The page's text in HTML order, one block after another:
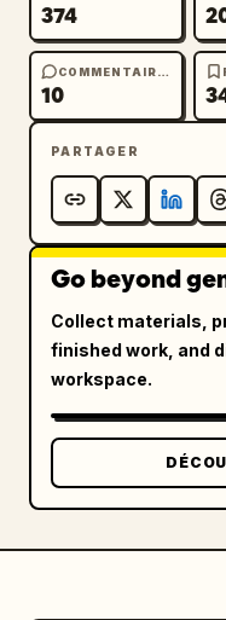
374
COMMENTAIRES
10
PARTAGER
Go beyond
Collect materials,
finished work, and
workspace.